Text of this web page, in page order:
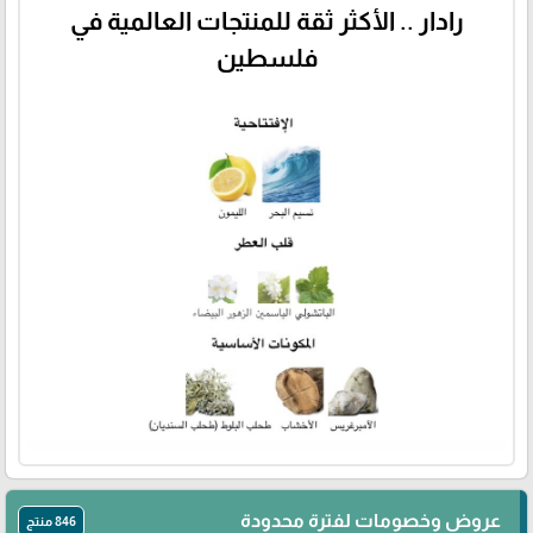
رادار .. الأكثر ثقة للمنتجات العالمية في
فلسطين
عروض وخصومات لفترة محدودة 846 منتج